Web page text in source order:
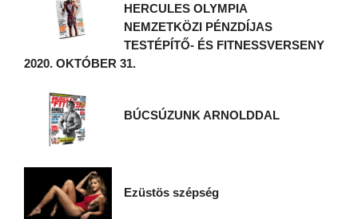
HERCULES OLYMPIA
NEMZETKÖZI PÉNZDÍJAS
TESTÉPÍTŐ- ÉS FITNESSVERSENY
2020. OKTÓBER 31.
BÚCSÚZUNK ARNOLDDAL
Ezüstös szépség